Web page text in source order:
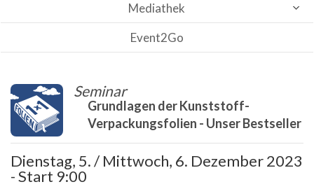
Mediathek
Event2Go
Seminar
Grundlagen der Kunststoff-
Verpackungsfolien - Unser Bestseller
Dienstag, 5. / Mittwoch, 6. Dezember 2023
- Start 9:00